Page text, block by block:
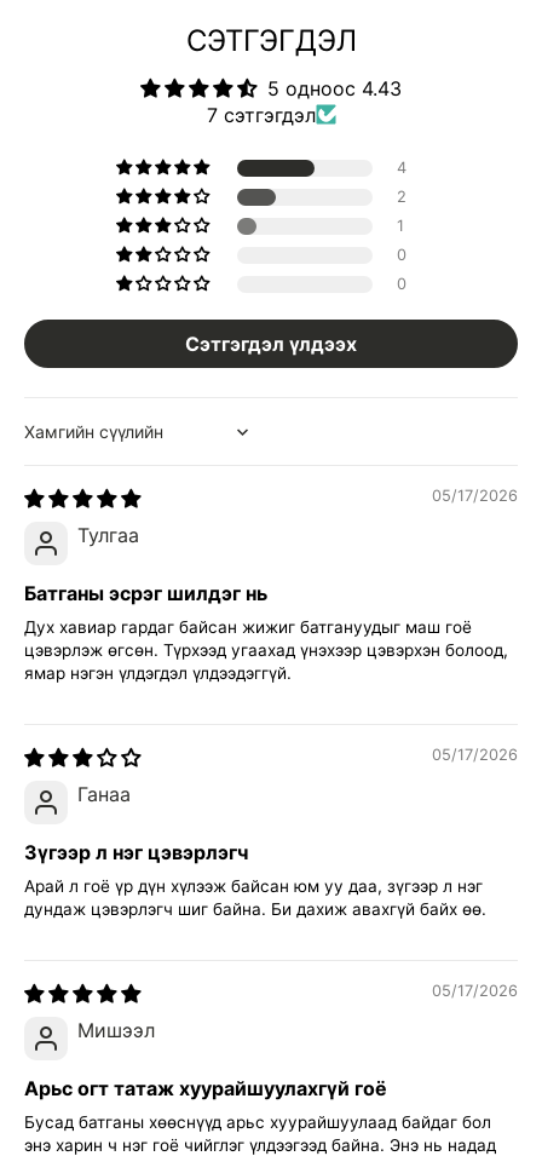
СЭТГЭГДЭЛ
5 одноос 4.43
7 сэтгэгдэл
4
2
1
0
0
Сэтгэгдэл үлдээх
Sort by
05/17/2026
Тулгаа
Батганы эсрэг шилдэг нь
Дух хавиар гардаг байсан жижиг батгануудыг маш гоё
цэвэрлэж өгсөн. Түрхээд угаахад үнэхээр цэвэрхэн болоод,
ямар нэгэн үлдэгдэл үлдээдэггүй.
05/17/2026
Ганаа
Зүгээр л нэг цэвэрлэгч
Арай л гоё үр дүн хүлээж байсан юм уу даа, зүгээр л нэг
дундаж цэвэрлэгч шиг байна. Би дахиж авахгүй байх өө.
05/17/2026
Мишээл
Арьс огт татаж хуурайшуулахгүй гоё
Бусад батганы хөөснүүд арьс хуурайшуулаад байдаг бол
энэ харин ч нэг гоё чийглэг үлдээгээд байна. Энэ нь надад